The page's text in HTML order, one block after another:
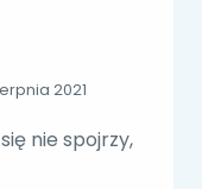
2021
nie spojrzy,